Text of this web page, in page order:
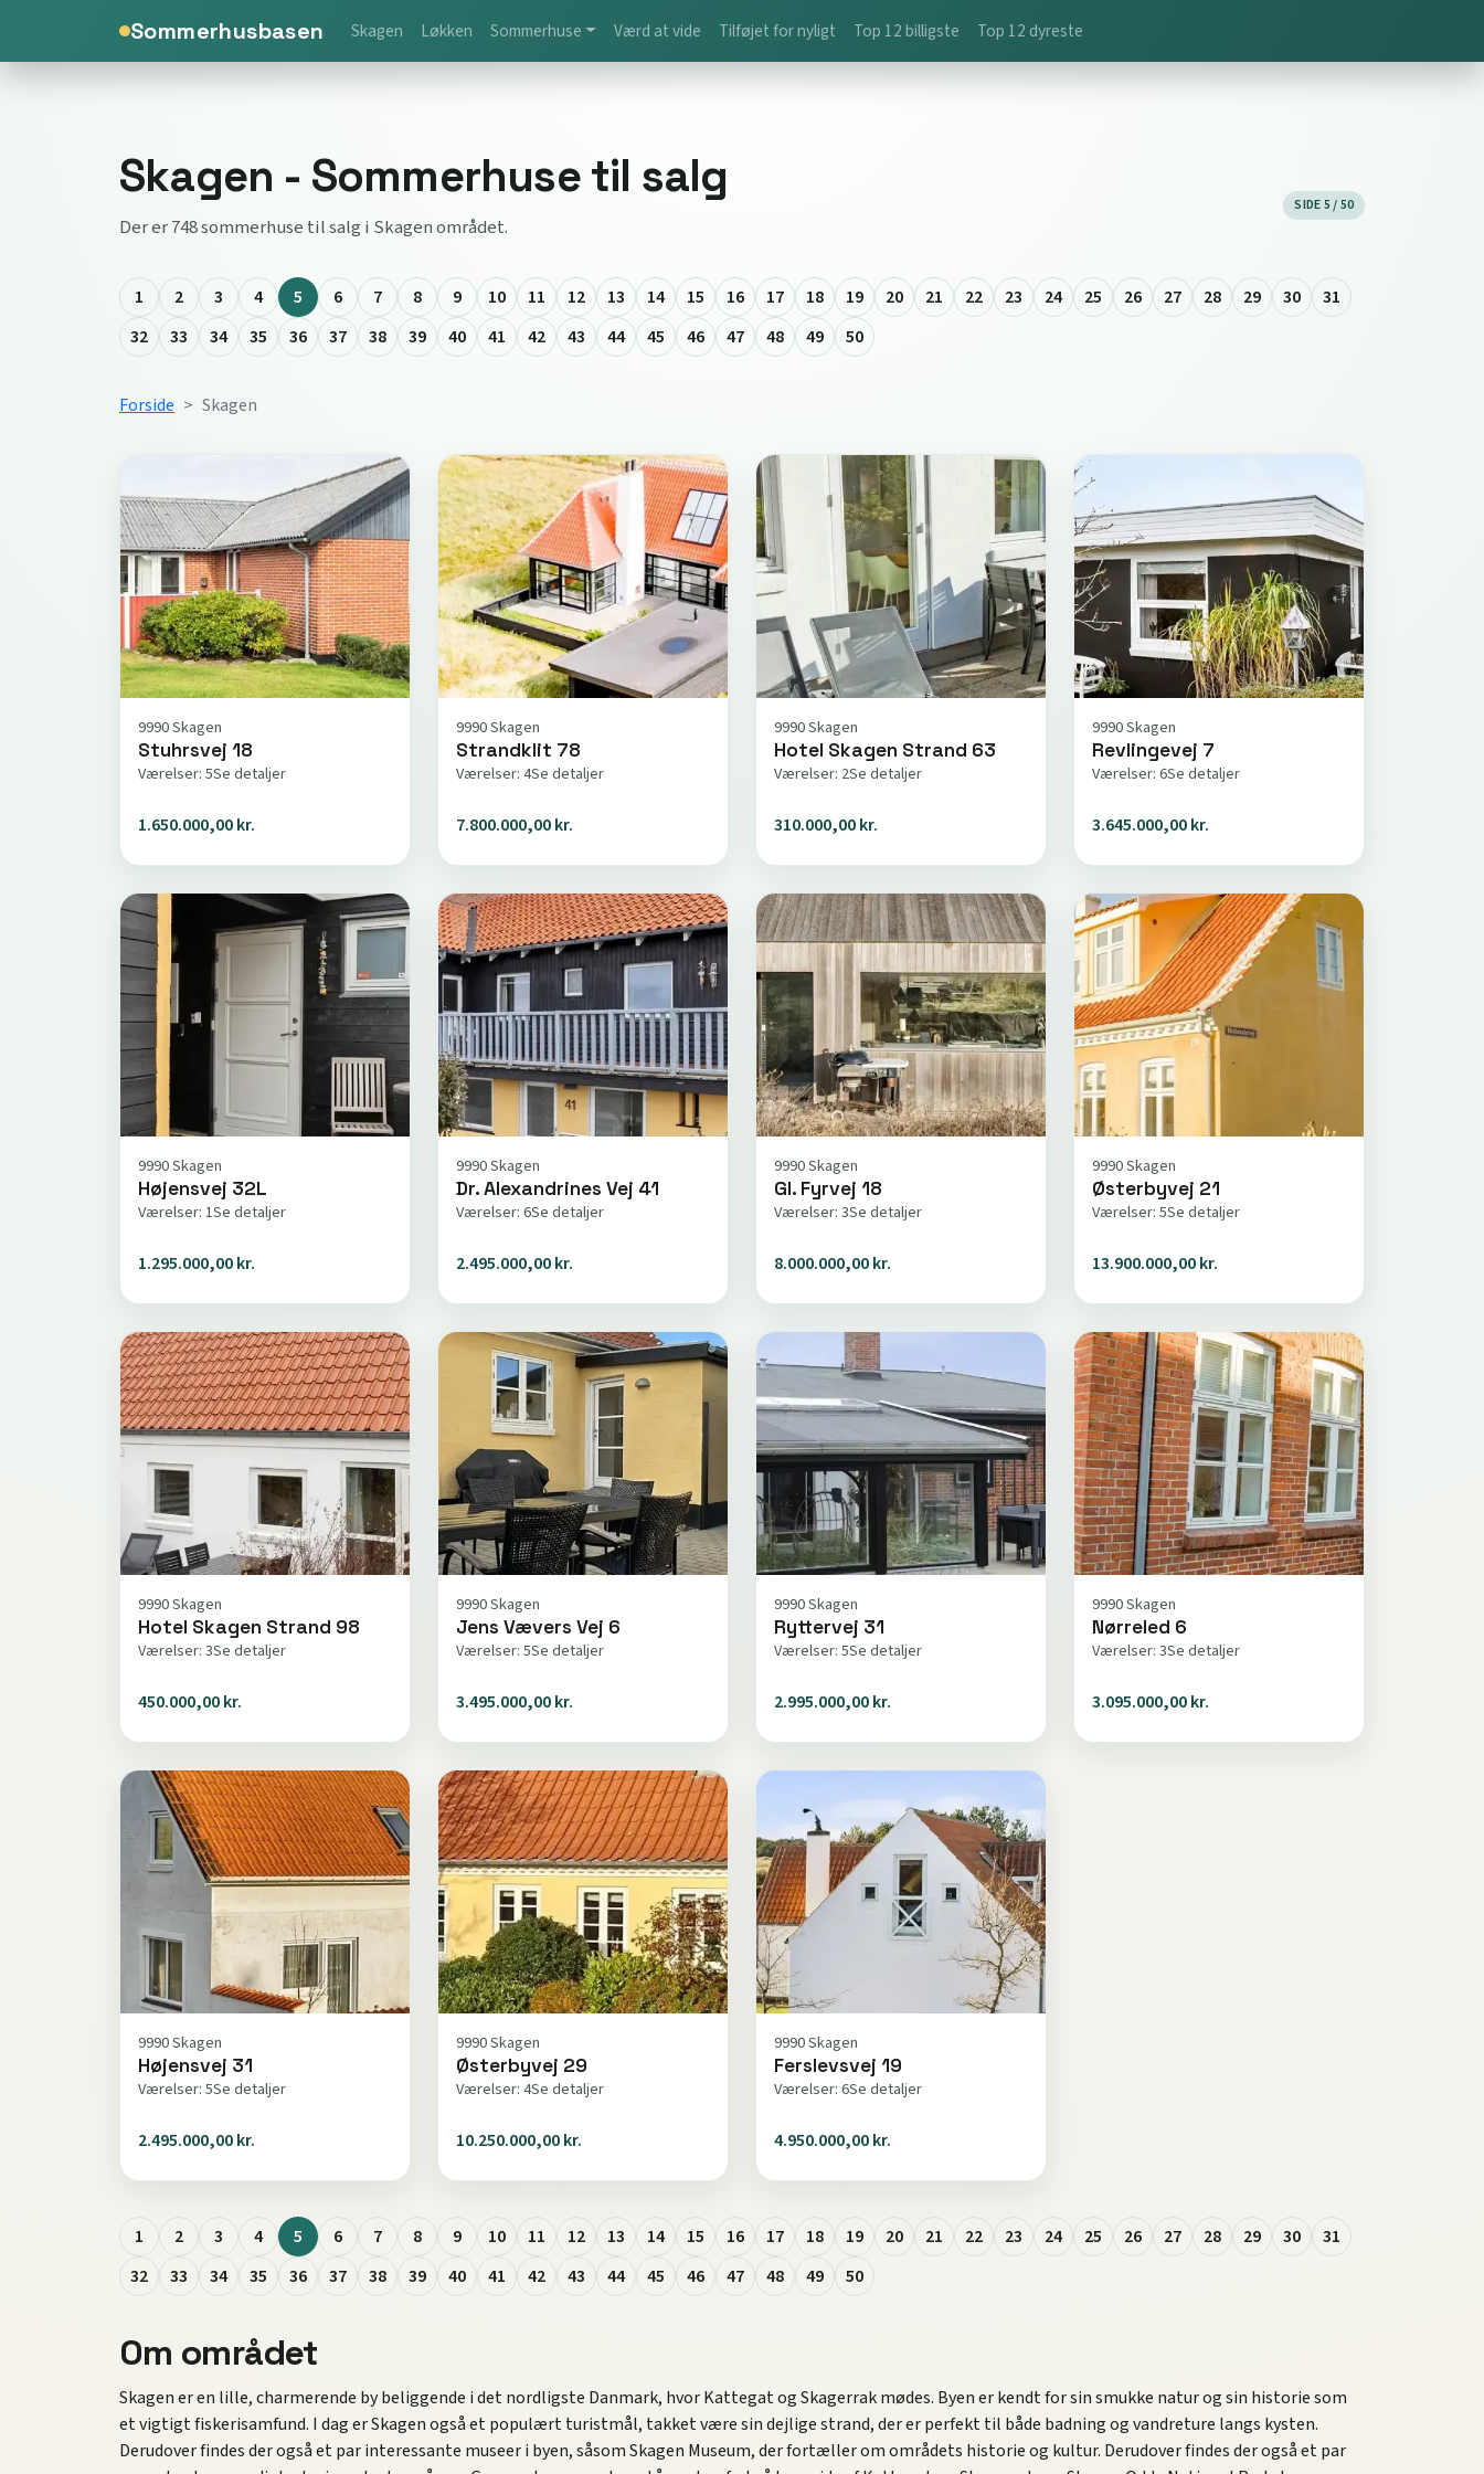
Sommerhusbasen Skagen Løkken Sommerhuse Værd at vide Tilføjet for nyligt Top 12 billigste Top 12 dyreste
Skagen - Sommerhuse til salg
Der er 748 sommerhuse til salg i Skagen området.
SIDE 5 / 50
1 2 3 4 5 6 7 8 9 10 11 12 13 14 15 16 17 18 19 20 21 22 23 24 25 26 27 28 29 30
31
32
33 34 35 36 37 38 39 40 41 42 43 44 45 46 47 48 49 50
Forside Skagen
9990 Skagen
Stuhrsvej 18
Værelser: 5Se detaljer
1.650.000,00 kr.
9990 Skagen
Strandklit 78
Værelser: 4Se detaljer
7.800.000,00 kr.
9990 Skagen
Hotel Skagen Strand 63
Værelser: 2Se detaljer
310.000,00 kr.
9990 Skagen
Revlingevej 7
Værelser: 6Se detaljer
3.645.000,00 kr.
9990 Skagen
Højensvej 32L
Værelser: 1Se detaljer
1.295.000,00 kr.
9990 Skagen
Dr. Alexandrines Vej 41
Værelser: 6Se detaljer
2.495.000,00 kr.
9990 Skagen
Gl. Fyrvej 18
Værelser: 3Se detaljer
8.000.000,00 kr.
9990 Skagen
Østerbyvej 21
Værelser: 5Se detaljer
13.900.000,00 kr.
9990 Skagen
Hotel Skagen Strand 98
Værelser: 3Se detaljer
450.000,00 kr.
9990 Skagen
Jens Vævers Vej 6
Værelser: 5Se detaljer
3.495.000,00 kr.
9990 Skagen
Ryttervej 31
Værelser: 5Se detaljer
2.995.000,00 kr.
9990 Skagen
Nørreled 6
Værelser: 3Se detaljer
3.095.000,00 kr.
9990 Skagen
Højensvej 31
Værelser: 5Se detaljer
2.495.000,00 kr.
9990 Skagen
Østerbyvej 29
Værelser: 4Se detaljer
10.250.000,00 kr.
9990 Skagen
Ferslevsvej 19
Værelser: 6Se detaljer
4.950.000,00 kr.
1 2 3 4 5 6 7 8 9 10 11 12 13 14 15 16 17 18 19 20 21 22 23 24 25 26 27 28 29 30
31
32
33 34 35 36 37 38 39 40 41 42 43 44 45 46 47 48 49 50
Om området
Skagen er en lille, charmerende by beliggende i det nordligste Danmark, hvor Kattegat og Skagerrak mødes. Byen er kendt for sin smukke natur og sin historie som
et vigtigt fiskerisamfund. I dag er Skagen også et populært turistmål, takket være sin dejlige strand, der er perfekt til både badning og vandreture langs kysten.
Derudover findes der også et par interessante museer i byen, såsom Skagen Museum, der fortæller om områdets historie og kultur. Derudover findes der også et par